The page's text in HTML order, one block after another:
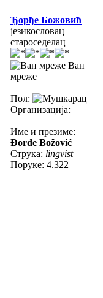
Ђорђе Божовић
језикословац
староседелац
Ван
мреже
Пол:
Организација:
Име и презиме:
Đorđe Božović
Струка: lingvist
Поруке: 4.322